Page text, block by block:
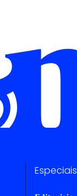
Especiais